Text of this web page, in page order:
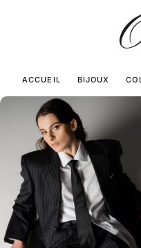
ACCUEIL BIJOUX